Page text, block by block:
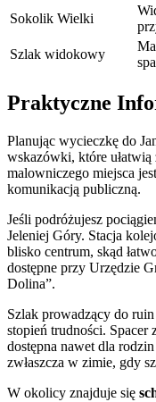
Sokolik Wielki
Szlak widokowy
Praktyczne
Planując wycieczkę do
wskazówki, które
malowniczego miejsca
komunikacją publiczną.
Jeśli podróżujesz
Jeleniej Góry. Stacja
blisko centrum, skąd
dostępne przy Urzędzie
Dolina”.
Szlak prowadzący do
stopień trudności. Spacer
dostępna nawet dla
zwłaszcza w zimie, gdy
W okolicy znajduje się